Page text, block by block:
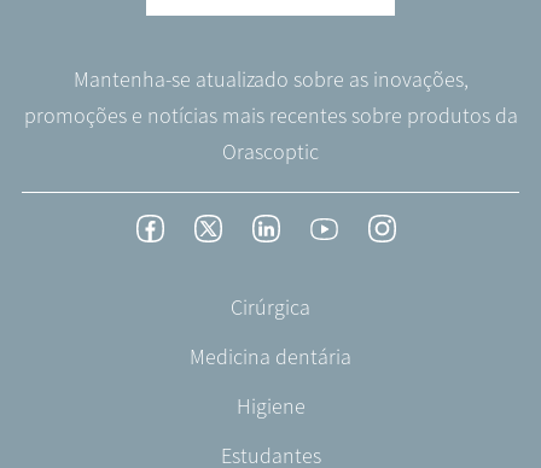
Mantenha-se atualizado sobre as inovações,
promoções e notícias mais recentes sobre produtos da
Orascoptic
FacebookTwitterLinkedInYouTubeInstagram
Cirúrgica
Medicina dentária
Higiene
Estudantes